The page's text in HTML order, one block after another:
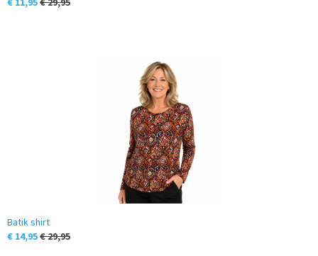
Batik shirt
€ 14,95€ 29,95